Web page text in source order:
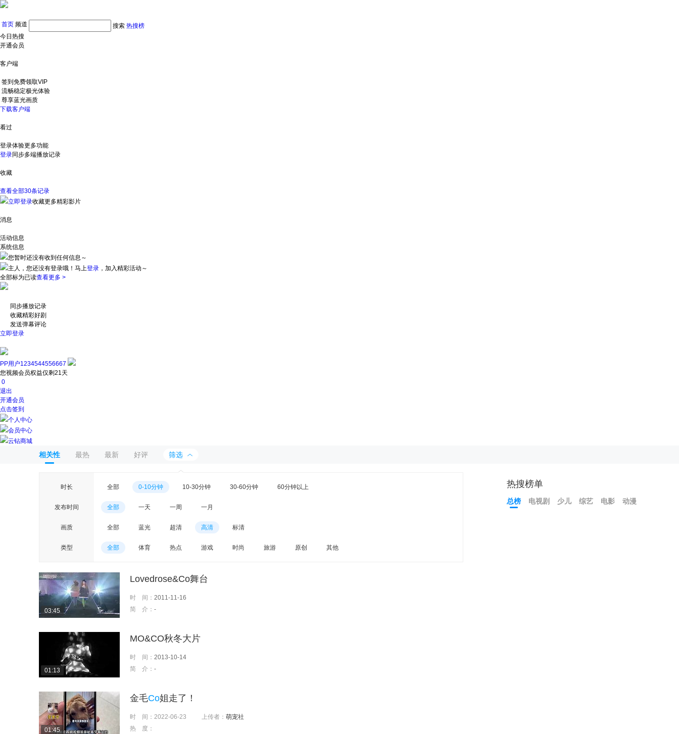
首页 频道 搜索 热搜榜
今日热搜
开通会员
客户端
签到免费领取VIP
流畅稳定极光体验
尊享蓝光画质
下载客户端
看过
登录体验更多功能
登录同步多端播放记录
收藏
查看全部30条记录
立即登录收藏更多精彩影片
消息
活动信息
系统信息
您暂时还没有收到任何信息～
主人，您还没有登录哦！ 马上登录 ，加入精彩活动～
全部标为已读查看更多 >
同步播放记录
收藏精彩好剧
发送弹幕评论
立即登录
PP用户1234544556667
您视频会员权益仅剩21天
0
退出
开通会员
点击签到
个人中心
会员中心
云钻商城
相关性 最热 最新 好评 筛选
时长 全部 0-10分钟 10-30分钟 30-60分钟 60分钟以上
发布时间 全部 一天 一周 一月
画质 全部 蓝光 超清 高清 标清
类型 全部 体育 热点 游戏 时尚 旅游 原创 其他
03:45
Lovedrose&Co舞台
时 间： 2011-11-16
简 介： -
01:13
MO&CO秋冬大片
时 间： 2013-10-14
简 介： -
01:45
金毛Co姐走了！
时 间： 2022-06-23 上传者： 萌宠社
热 度：
热搜榜单
总榜 电视剧 少儿 综艺 电影 动漫